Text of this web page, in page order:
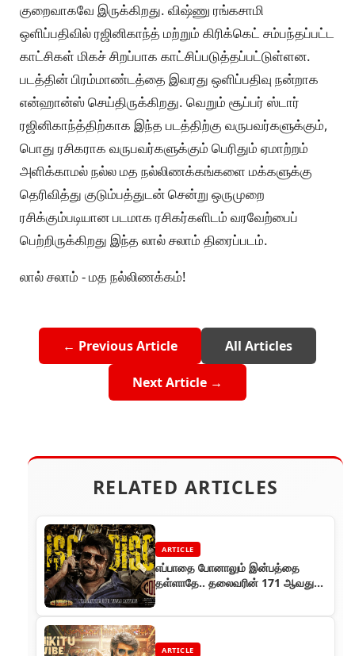
குறைவாகவே இருக்கிறது. விஷ்ணு ரங்கசாமி
ஒளிப்பதிவில் ரஜினிகாந்த் மற்றும் கிரிக்கெட் சம்பந்தப்பட்ட
காட்சிகள் மிகச் சிறப்பாக காட்சிப்படுத்தப்பட்டுள்ளன.
படத்தின் பிரம்மாண்டத்தை இவரது ஒளிப்பதிவு நன்றாக
என்ஹான்ஸ் செய்திருக்கிறது. வெறும் சூப்பர் ஸ்டார்
ரஜினிகாந்த்திற்காக இந்த படத்திற்கு வருபவர்களுக்கும்,
பொது ரசிகராக வருபவர்களுக்கும் பெரிதும் ஏமாற்றம்
அளிக்காமல் நல்ல மத நல்லிணக்கங்களை மக்களுக்கு
தெரிவித்து குடும்பத்துடன் சென்று ஒருமுறை
ரசிக்கும்படியான படமாக ரசிகர்களிடம் வரவேற்பைப்
பெற்றிருக்கிறது இந்த லால் சலாம் திரைப்படம்.
லால் சலாம் - மத நல்லிணக்கம்!
← Previous Article All Articles
Next Article →
RELATED ARTICLES
ARTICLE
எப்பாதை போனாலும் இன்பத்தை
தள்ளாதே.. தலைவரின் 171 ஆவது
ARTICLE